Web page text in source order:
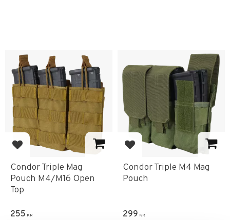
Lägg till i favoriter
Condor Triple Mag
Pouch M4/M16 Open
Top
255 KR
Lägg till i favoriter
Condor Triple M4 Mag
Pouch
299 KR